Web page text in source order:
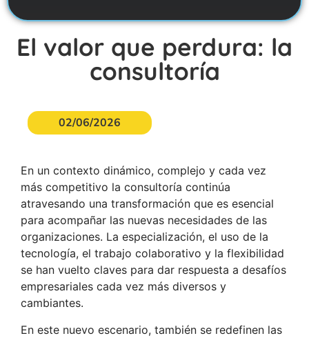
El valor que perdura: la
consultoría
02/06/2026
En un contexto dinámico, complejo y cada vez
más competitivo la consultoría continúa
atravesando una transformación que es esencial
para acompañar las nuevas necesidades de las
organizaciones. La especialización, el uso de la
tecnología, el trabajo colaborativo y la flexibilidad
se han vuelto claves para dar respuesta a desafíos
empresariales cada vez más diversos y
cambiantes.
En este nuevo escenario, también se redefinen las